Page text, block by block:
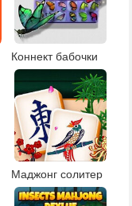
Коннект бабочки
Маджонг солитер